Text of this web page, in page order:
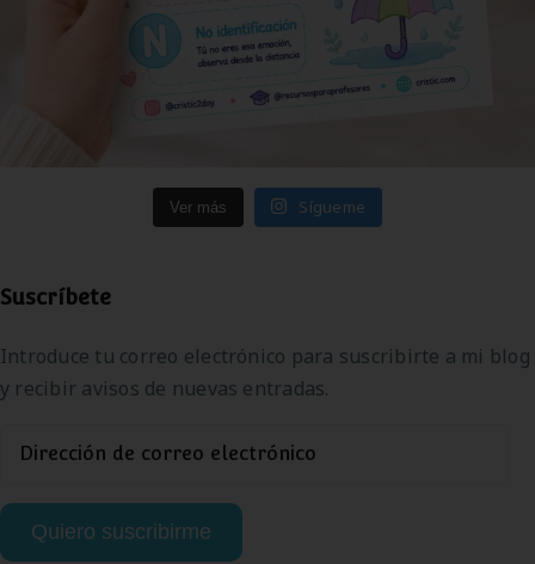
Ver más Sígueme
Suscríbete
Introduce tu correo electrónico para suscribirte a mi blog
y recibir avisos de nuevas entradas.
Dirección
correo
electrónico
Quiero suscribirme